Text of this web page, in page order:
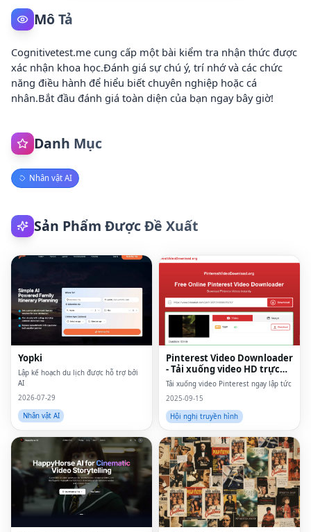
Mô Tả
Cognitivetest.me cung cấp một bài kiểm tra nhận thức được
xác nhận khoa học.Đánh giá sự chú ý, trí nhớ và các chức
năng điều hành để hiểu biết chuyên nghiệp hoặc cá
nhân.Bắt đầu đánh giá toàn diện của bạn ngay bây giờ!
Danh Mục
Nhân vật AI
Sản Phẩm Được Đề Xuất
Yopki
Lập kế hoạch du lịch được hỗ trợ bởi
AI
2026-07-29
Nhân vật AI
Pinterest Video Downloader
- Tải xuống video HD trực
tuyến
Tải xuống video Pinterest ngay lập tức
2025-09-15
Hội nghị truyền hình